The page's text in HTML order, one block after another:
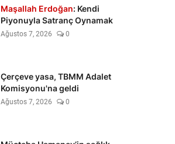
Maşallah Erdoğan: Kendi
Piyonuyla Satranç Oynamak
Ağustos 7, 2026 0
Çerçeve yasa, TBMM Adalet
Komisyonu'na geldi
Ağustos 7, 2026 0